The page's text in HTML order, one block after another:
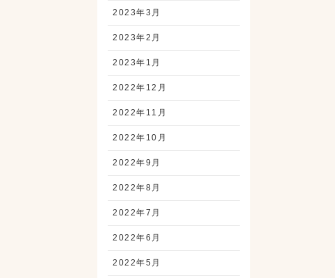
2023年3月
2023年2月
2023年1月
2022年12月
2022年11月
2022年10月
2022年9月
2022年8月
2022年7月
2022年6月
2022年5月